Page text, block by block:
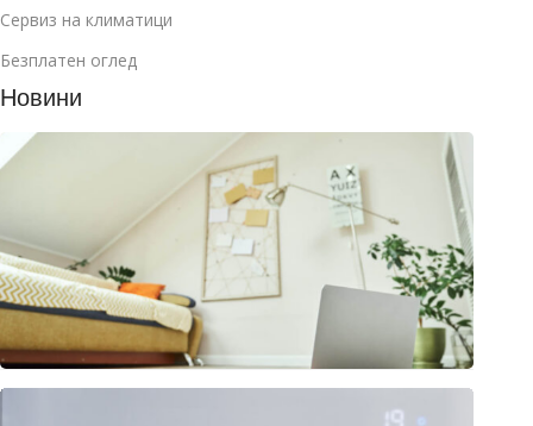
Сервиз на климатици
Безплатен оглед
Новини